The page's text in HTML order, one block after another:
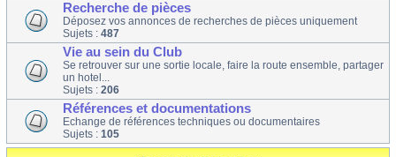
Recherche de pièces
Déposez vos annonces de recherches de pièces uniquement
Sujets : 487
Vie au sein du Club
Se retrouver sur une sortie locale, faire la route ensemble, partager
un hotel...
Sujets : 206
Références et documentations
Echange de références techniques ou documentaires
Sujets : 105